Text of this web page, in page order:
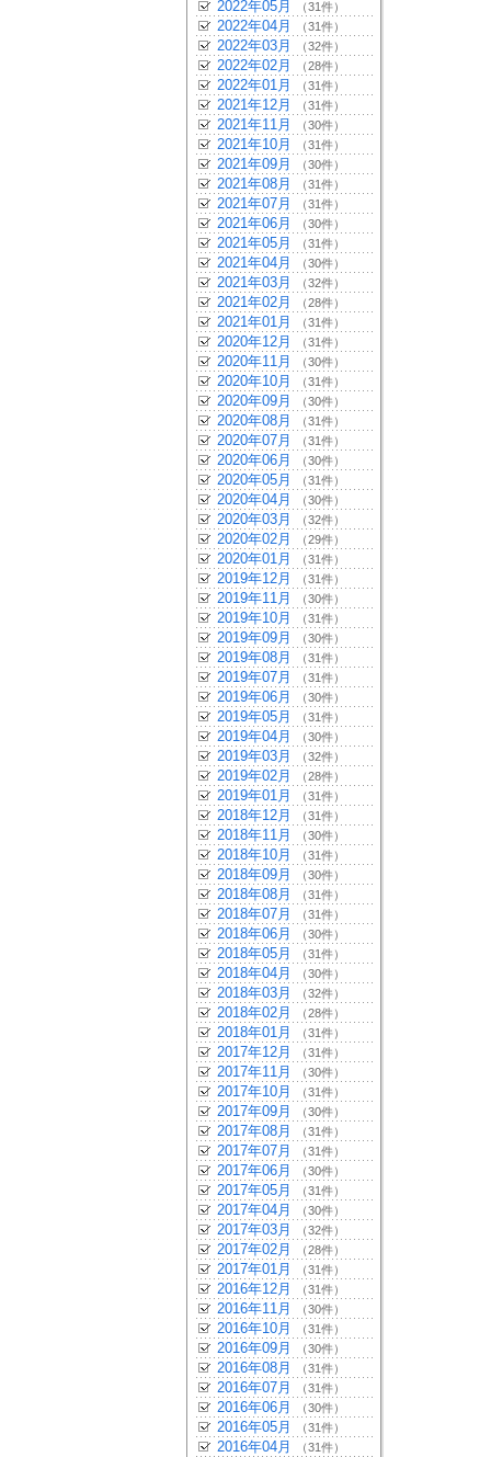
2022年05月 （31件）
2022年04月 （31件）
2022年03月 （32件）
2022年02月 （28件）
2022年01月 （31件）
2021年12月 （31件）
2021年11月 （30件）
2021年10月 （31件）
2021年09月 （30件）
2021年08月 （31件）
2021年07月 （31件）
2021年06月 （30件）
2021年05月 （31件）
2021年04月 （30件）
2021年03月 （32件）
2021年02月 （28件）
2021年01月 （31件）
2020年12月 （31件）
2020年11月 （30件）
2020年10月 （31件）
2020年09月 （30件）
2020年08月 （31件）
2020年07月 （31件）
2020年06月 （30件）
2020年05月 （31件）
2020年04月 （30件）
2020年03月 （32件）
2020年02月 （29件）
2020年01月 （31件）
2019年12月 （31件）
2019年11月 （30件）
2019年10月 （31件）
2019年09月 （30件）
2019年08月 （31件）
2019年07月 （31件）
2019年06月 （30件）
2019年05月 （31件）
2019年04月 （30件）
2019年03月 （32件）
2019年02月 （28件）
2019年01月 （31件）
2018年12月 （31件）
2018年11月 （30件）
2018年10月 （31件）
2018年09月 （30件）
2018年08月 （31件）
2018年07月 （31件）
2018年06月 （30件）
2018年05月 （31件）
2018年04月 （30件）
2018年03月 （32件）
2018年02月 （28件）
2018年01月 （31件）
2017年12月 （31件）
2017年11月 （30件）
2017年10月 （31件）
2017年09月 （30件）
2017年08月 （31件）
2017年07月 （31件）
2017年06月 （30件）
2017年05月 （31件）
2017年04月 （30件）
2017年03月 （32件）
2017年02月 （28件）
2017年01月 （31件）
2016年12月 （31件）
2016年11月 （30件）
2016年10月 （31件）
2016年09月 （30件）
2016年08月 （31件）
2016年07月 （31件）
2016年06月 （30件）
2016年05月 （31件）
2016年04月 （31件）